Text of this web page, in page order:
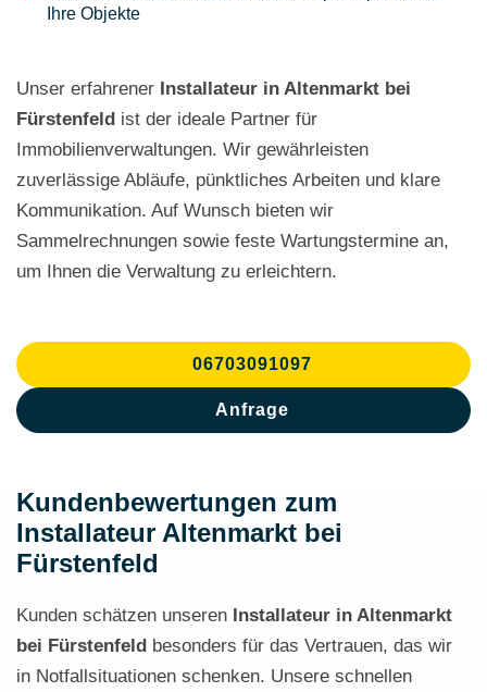
Ihre Objekte
Unser erfahrener Installateur in Altenmarkt bei
Fürstenfeld ist der ideale Partner für
Immobilienverwaltungen. Wir gewährleisten
zuverlässige Abläufe, pünktliches Arbeiten und klare
Kommunikation. Auf Wunsch bieten wir
Sammelrechnungen sowie feste Wartungstermine an,
um Ihnen die Verwaltung zu erleichtern.
06703091097
Anfrage
Kundenbewertungen zum
Installateur Altenmarkt bei
Fürstenfeld
Kunden schätzen unseren Installateur in Altenmarkt
bei Fürstenfeld besonders für das Vertrauen, das wir
in Notfallsituationen schenken. Unsere schnellen